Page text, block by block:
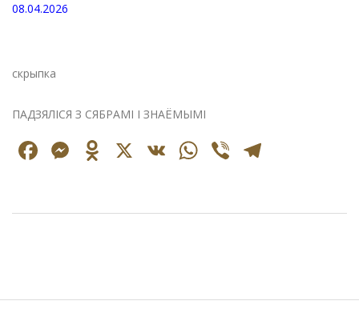
08.04.2026
скрыпка
ПАДЗЯЛІСЯ З СЯБРАМІ І ЗНАЁМЫМІ
Facebook
Messenger
Odnoklassniki
X VK WhatsApp
Viber